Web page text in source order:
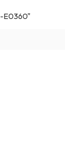
1 النتائج التي تم العثور عليها ل "33550-E0360"